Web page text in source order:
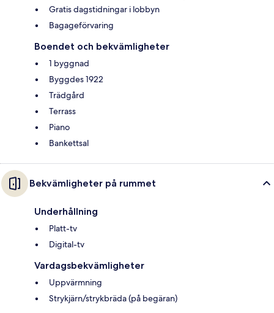
Gratis dagstidningar i lobbyn
Bagageförvaring
Boendet och bekvämligheter
1 byggnad
Byggdes 1922
Trädgård
Terrass
Piano
Bankettsal
Bekvämligheter på rummet
Underhållning
Platt-tv
Digital-tv
Vardagsbekvämligheter
Uppvärmning
Strykjärn/strykbräda (på begäran)